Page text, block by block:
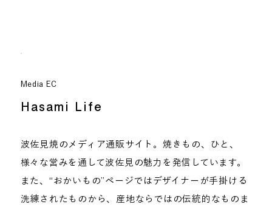
Media EC
Hasami Life
波佐見焼のメディア通販サイト。焼きもの、ひと、
様々な営みを通して波佐見の魅力を発信しています。
また、“おかいもの”ページではデザイナーが手掛ける
洗練されたものから、産地ならではの伝統的なものま